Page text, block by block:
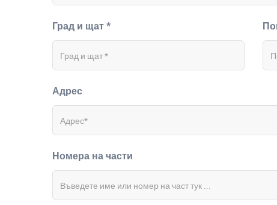
Град и щат *
Адрес
Номера на части